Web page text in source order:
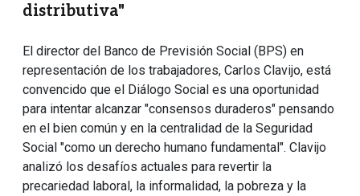
distributiva"
El director del Banco de Previsión Social (BPS) en
representación de los trabajadores, Carlos Clavijo, está
convencido que el Diálogo Social es una oportunidad
para intentar alcanzar "consensos duraderos" pensando
en el bien común y en la centralidad de la Seguridad
Social "como un derecho humano fundamental". Clavijo
analizó los desafíos actuales para revertir la
precariedad laboral, la informalidad, la pobreza y la